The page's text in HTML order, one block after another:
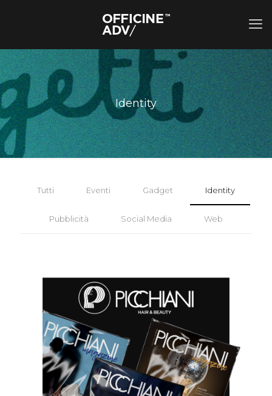
Identity
Tutti Eventi Gadget Identity
Pubblicità Social Media Web